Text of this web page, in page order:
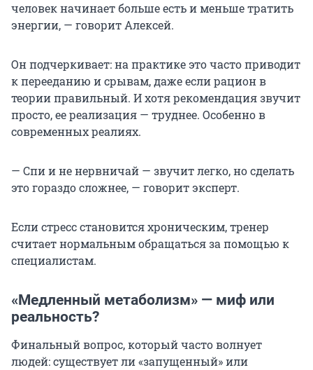
человек начинает больше есть и меньше тратить
энергии, — говорит Алексей.
Он подчеркивает: на практике это часто приводит
к перееданию и срывам, даже если рацион в
теории правильный. И хотя рекомендация звучит
просто, ее реализация — труднее. Особенно в
современных реалиях.
— Спи и не нервничай — звучит легко, но сделать
это гораздо сложнее, — говорит эксперт.
Если стресс становится хроническим, тренер
считает нормальным обращаться за помощью к
специалистам.
«Медленный метаболизм» — миф или
реальность?
Финальный вопрос, который часто волнует
людей: существует ли «запущенный» или